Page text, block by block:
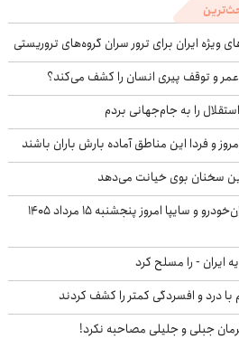
ویژه ایران برای ترور سران گروه‌های تروریستی
را به جام‌جهانی بردم
و فردا این مناطق آماده بارش باران باشند
سخنان بوی خیانت می‌دهد
تغییر تند قیمت محصولات ایران‌خودرو و سایپا امروز پنجشنبه ۱۵ مرداد ۱۴۰۵
ایران - را مسلح کرد
درد و افسردگی کمتر را کشف کردند
جبلی و جلیلی مصاحبه نکرد!